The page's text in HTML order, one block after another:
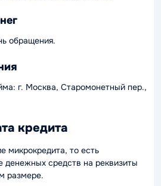
обращения.
г. Москва, Старомонетный пер.,
кредита
микрокредита, то есть
денежных средств на реквизиты
размере.